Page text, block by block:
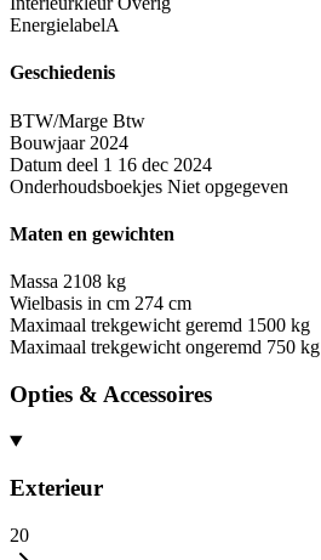
EnergielabelA
Geschiedenis
BTW/Marge Btw
Bouwjaar 2024
Datum deel 1 16 dec 2024
Onderhoudsboekjes Niet opgegeven
Maten en gewichten
Massa 2108 kg
Wielbasis in cm 274 cm
Maximaal trekgewicht geremd 1500 kg
Maximaal trekgewicht ongeremd 750 kg
Opties & Accessoires
Exterieur
20